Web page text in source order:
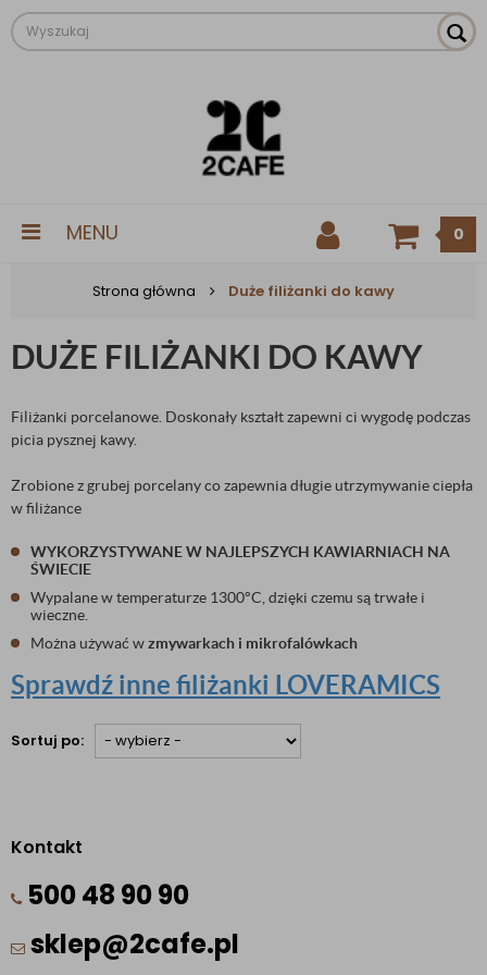
MENU 0
Strona główna Duże filiżanki do kawy
DUŻE FILIŻANKI DO KAWY
Filiżanki porcelanowe. Doskonały kształt zapewni ci wygodę podczas
picia pysznej kawy.
Zrobione z grubej porcelany co zapewnia długie utrzymywanie ciepła
w filiżance
WYKORZYSTYWANE W NAJLEPSZYCH KAWIARNIACH NA
ŚWIECIE
Wypalane w temperaturze 1300°C, dzięki czemu są trwałe i
wieczne.
Można używać wzmywarkach i mikrofalówkach
Sprawdź inne filiżanki LOVERAMICS
Sortuj po:
Kontakt
500 48 90 90
sklep@2cafe.pl